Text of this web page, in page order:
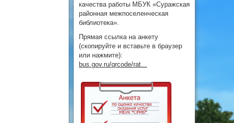
качества работы МБУК «Суражская
районная межпоселенческая
библиотека».
Прямая ссылка на анкету
(скопируйте и вставьте в браузер
или нажмите):
bus.gov.ru/qrcode/rat...